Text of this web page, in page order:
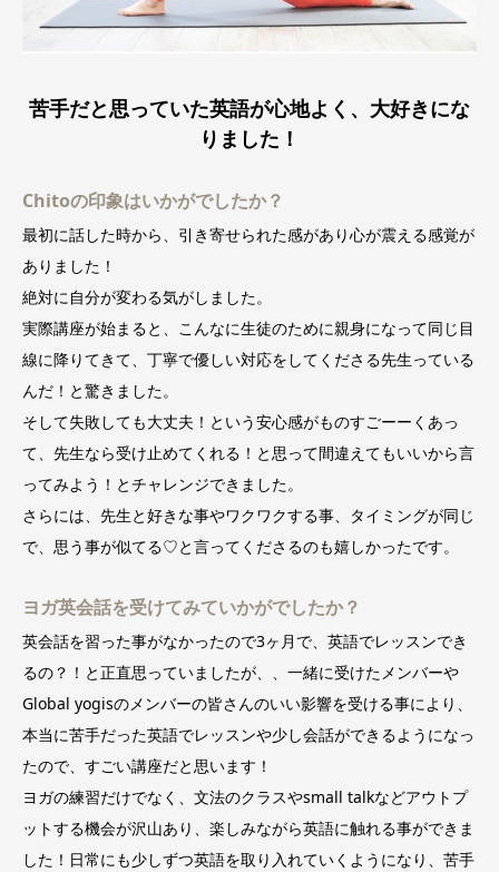
苦手だと思っていた英語が心地よく、大好きにな
りました！
Chitoの印象はいかがでしたか？
最初に話した時から、引き寄せられた感があり心が震える感覚が
ありました！
絶対に自分が変わる気がしました。
実際講座が始まると、こんなに生徒のために親身になって同じ目
線に降りてきて、丁寧で優しい対応をしてくださる先生っている
んだ！と驚きました。
そして失敗しても大丈夫！という安心感がものすごーーくあっ
て、先生なら受け止めてくれる！と思って間違えてもいいから言
ってみよう！とチャレンジできました。
さらには、先生と好きな事やワクワクする事、タイミングが同じ
で、思う事が似てる♡と言ってくださるのも嬉しかったです。
ヨガ英会話を受けてみていかがでしたか？
英会話を習った事がなかったので3ヶ月で、英語でレッスンでき
るの？！と正直思っていましたが、、一緒に受けたメンバーや
Global yogisのメンバーの皆さんのいい影響を受ける事により、
本当に苦手だった英語でレッスンや少し会話ができるようになっ
たので、すごい講座だと思います！
ヨガの練習だけでなく、文法のクラスやsmall talkなどアウトプ
ットする機会が沢山あり、楽しみながら英語に触れる事ができま
した！日常にも少しずつ英語を取り入れていくようになり、苦手